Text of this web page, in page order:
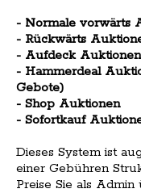
- Normale vorwärts
- Rückwärts
- Aufdeck Auktionen
- Hammerdeal
Gebote)
- Shop Auktionen
- Sofortkauf
Dieses System ist
einer Gebühren
Preise Sie als